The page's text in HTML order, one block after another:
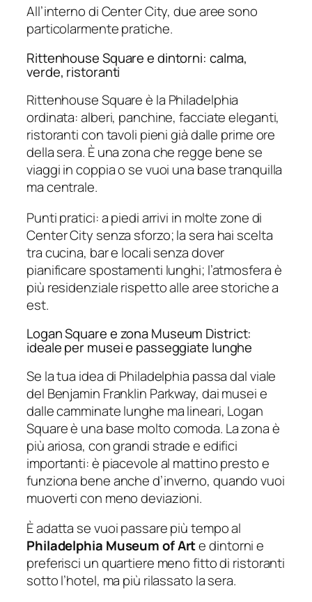
All’interno di Center City, due aree sono
particolarmente pratiche.
Rittenhouse Square e dintorni: calma,
verde, ristoranti
Rittenhouse Square è la Philadelphia
ordinata: alberi, panchine, facciate eleganti,
ristoranti con tavoli pieni già dalle prime ore
della sera. È una zona che regge bene se
viaggi in coppia o se vuoi una base tranquilla
ma centrale.
Punti pratici: a piedi arrivi in molte zone di
Center City senza sforzo; la sera hai scelta
tra cucina, bar e locali senza dover
pianificare spostamenti lunghi; l’atmosfera è
più residenziale rispetto alle aree storiche a
est.
Logan Square e zona Museum District:
ideale per musei e passeggiate lunghe
Se la tua idea di Philadelphia passa dal viale
del Benjamin Franklin Parkway, dai musei e
dalle camminate lunghe ma lineari, Logan
Square è una base molto comoda. La zona è
più ariosa, con grandi strade e edifici
importanti: è piacevole al mattino presto e
funziona bene anche d’inverno, quando vuoi
muoverti con meno deviazioni.
È adatta se vuoi passare più tempo al
Philadelphia Museum of Arte dintorni e
preferisci un quartiere meno fitto di ristoranti
sotto l’hotel, ma più rilassato la sera.